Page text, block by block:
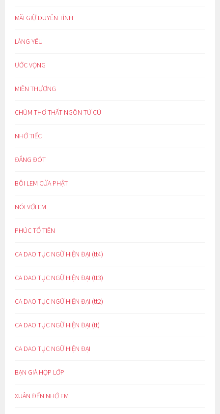
MÃI GIỮ DUYÊN TÌNH
LÀNG YÊU
ƯỚC VỌNG
MIỀN THƯƠNG
CHÙM THƠ THẤT NGÔN TỨ CÚ
NHỚ TIẾC
ĐẮNG ĐÓT
BÔI LEM CỬA PHẬT
NÓI VỚI EM
PHÚC TỔ TIÊN
CA DAO TỤC NGỮ HIỆN ĐẠI (tt4)
CA DAO TỤC NGỮ HIỆN ĐẠI (tt3)
CA DAO TỤC NGỮ HIỆN ĐẠI (tt2)
CA DAO TỤC NGỮ HIỆN ĐẠI (tt)
CA DAO TỤC NGỮ HIỆN ĐẠI
BẠN GIÀ HỌP LỚP
XUÂN ĐẾN NHỚ EM